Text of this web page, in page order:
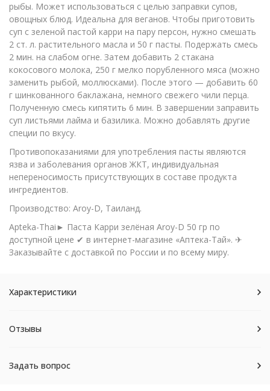
рыбы. Может использоваться с целью заправки супов,
овощных блюд. Идеальна для веганов. Чтобы приготовить
суп с зеленой пастой карри на пару персон, нужно смешать
2 ст. л. растительного масла и 50 г пасты. Подержать смесь
2 мин. на слабом огне. Затем добавить 2 стакана
кокосового молока, 250 г мелко порубленного мяса (можно
заменить рыбой, моллюсками). После этого — добавить 60
г шинкованного баклажана, немного свежего чили перца.
Полученную смесь кипятить 6 мин. В завершении заправить
суп листьями лайма и базилика. Можно добавлять другие
специи по вкусу.
Противопоказаниями для употребления пасты являются
язва и заболевания органов ЖКТ, индивидуальная
непереносимость присутствующих в составе продукта
ингредиентов.
Производство: Aroy-D, Таиланд.
Apteka-Thai► Паста Карри зелёная Aroy-D 50 гр по
доступной цене ✔ в интернет-магазине «Аптека-Тай». ✈
Заказывайте с доставкой по России и по всему миру.
Характеристики
Отзывы
Задать вопрос